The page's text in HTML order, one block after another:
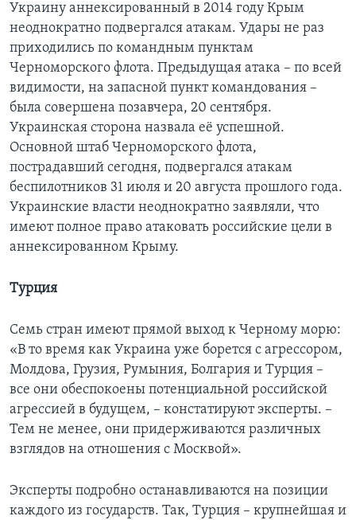
Украину аннексированный в 2014 году Крым
неоднократно подвергался атакам. Удары не раз
приходились по командным пунктам
Черноморского флота. Предыдущая атака – по всей
видимости, на запасной пункт командования –
была совершена позавчера, 20 сентября.
Украинская сторона назвала её успешной.
Основной штаб Черноморского флота,
пострадавший сегодня, подвергался атакам
беспилотников 31 июля и 20 августа прошлого года.
Украинские власти неоднократно заявляли, что
имеют полное право атаковать российские цели в
аннексированном Крыму.
Турция
Семь стран имеют прямой выход к Черному морю:
«В то время как Украина уже борется с агрессором,
Молдова, Грузия, Румыния, Болгария и Турция –
все они обеспокоены потенциальной российской
агрессией в будущем, – констатируют эксперты. –
Тем не менее, они придерживаются различных
взглядов на отношения с Москвой».
Эксперты подробно останавливаются на позиции
каждого из государств. Так, Турция – крупнейшая и